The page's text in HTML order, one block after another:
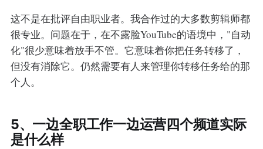
这不是在批评自由职业者。我合作过的大多数剪辑师都
很专业。问题在于，在不露脸YouTube的语境中，"自动
化"很少意味着放手不管。它意味着你把任务转移了，
但没有消除它。仍然需要有人来管理你转移任务给的那
个人。
5、一边全职工作一边运营四个频道实际
是什么样